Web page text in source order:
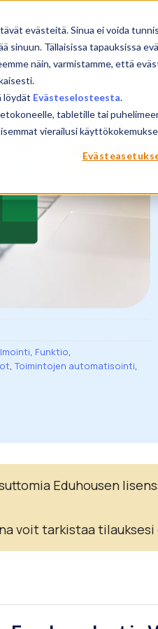
evästeitä. Sinua ei voida
sinuun. Tällaisissa tapauksissa
näin, varmistamme, että
löydät Evästeselosteesta.
tabletille tai
vierailusi
Etusivu
, Funktio,
,Toimintojen automatisointi,
Eduhousen
voit tarkistaa